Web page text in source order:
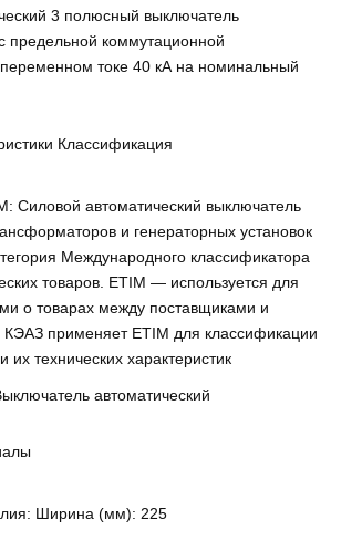
3 полюсный выключатель
предельной коммутационной
токе 40 кА на номинальный
Классификация
Силовой автоматический выключатель
и генераторных установок
Международного классификатора
товаров. ETIM — используется для
о товарах между поставщиками и
КЭАЗ применяет ETIM для классификации
их технических характеристик
автоматический
Ширина (мм): 225